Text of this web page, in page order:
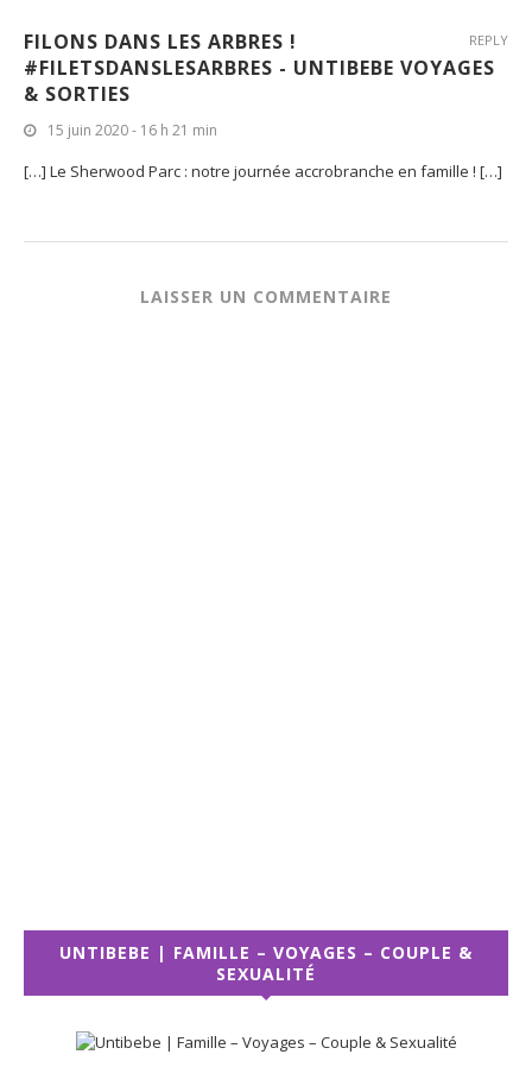
FILONS DANS LES ARBRES !
#FILETSDANSLESARBRES - UNTIBEBE VOYAGES
& SORTIES
15 juin 2020 - 16 h 21 min
[…] Le Sherwood Parc : notre journée accrobranche en famille ! […]
REPLY
LAISSER UN COMMENTAIRE
UNTIBEBE | FAMILLE – VOYAGES – COUPLE &
SEXUALITÉ